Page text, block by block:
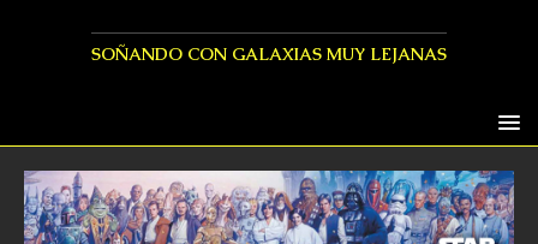
SOÑANDO CON GALAXIAS MUY LEJANAS